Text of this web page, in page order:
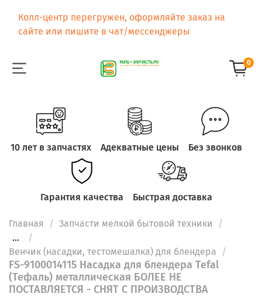
Колл-центр перегружен, оформляйте заказ на
сайте или пишите в чат/мессенджеры
0
10 лет в запчастях Адекватные цены Без звонков
Гарантия качества Быстрая доставка
Главная
Запчасти мелкой бытовой техники
...
Венчик (насадки, тестомешалка) для блендера
FS-9100014115 Насадка для блендера Tefal
(Тефаль) металлическая БОЛЕЕ НЕ
ПОСТАВЛЯЕТСЯ - СНЯТ С ПРОИЗВОДСТВА